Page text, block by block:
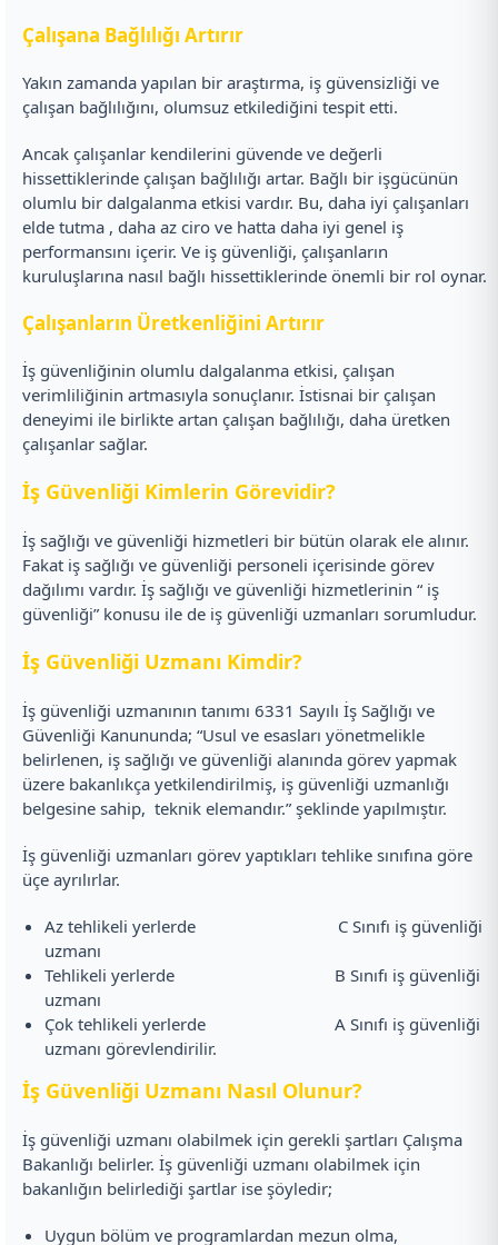
Çalışana Bağlılığı Artırır
Yakın zamanda yapılan bir araştırma, iş güvensizliği ve
çalışan bağlılığını, olumsuz etkilediğini tespit etti.
Ancak çalışanlar kendilerini güvende ve değerli
hissettiklerinde çalışan bağlılığı artar. Bağlı bir işgücünün
olumlu bir dalgalanma etkisi vardır. Bu, daha iyi çalışanları
elde tutma , daha az ciro ve hatta daha iyi genel iş
performansını içerir. Ve iş güvenliği, çalışanların
kuruluşlarına nasıl bağlı hissettiklerinde önemli bir rol oynar.
Çalışanların Üretkenliğini Artırır
İş güvenliğinin olumlu dalgalanma etkisi, çalışan
verimliliğinin artmasıyla sonuçlanır. İstisnai bir çalışan
deneyimi ile birlikte artan çalışan bağlılığı, daha üretken
çalışanlar sağlar.
İş Güvenliği Kimlerin Görevidir?
İş sağlığı ve güvenliği hizmetleri bir bütün olarak ele alınır.
Fakat iş sağlığı ve güvenliği personeli içerisinde görev
dağılımı vardır. İş sağlığı ve güvenliği hizmetlerinin “ iş
güvenliği” konusu ile de iş güvenliği uzmanları sorumludur.
İş Güvenliği Uzmanı Kimdir?
İş güvenliği uzmanının tanımı 6331 Sayılı İş Sağlığı ve
Güvenliği Kanununda; “Usul ve esasları yönetmelikle
belirlenen, iş sağlığı ve güvenliği alanında görev yapmak
üzere bakanlıkça yetkilendirilmiş, iş güvenliği uzmanlığı
belgesine sahip, teknik elemandır.” şeklinde yapılmıştır.
İş güvenliği uzmanları görev yaptıkları tehlike sınıfına göre
üçe ayrılırlar.
Az tehlikeli yerlerde C Sınıfı iş güvenliği
uzmanı
Tehlikeli yerlerde B Sınıfı iş güvenliği
uzmanı
Çok tehlikeli yerlerde A Sınıfı iş güvenliği
uzmanı görevlendirilir.
İş Güvenliği Uzmanı Nasıl Olunur?
İş güvenliği uzmanı olabilmek için gerekli şartları Çalışma
Bakanlığı belirler. İş güvenliği uzmanı olabilmek için
bakanlığın belirlediği şartlar ise şöyledir;
Uygun bölüm ve programlardan mezun olma,